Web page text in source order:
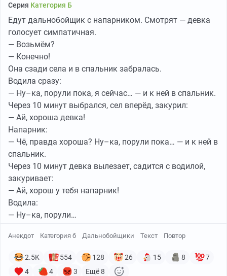
Больше видео
Серия Категория Б
Едут дальнобойщик с напарником. Смотрят — девка
голосует симпатичная.
— Возьмём?
— Конечно!
Она сзади села и в спальник забралась.
Водила сразу:
— Ну–ка, порули пока, я сейчас… — и к ней в спальник.
Через 10 минут выбрался, сел вперёд, закурил:
— Ай, хороша девка!
Напарник:
— Чё, правда хороша? Ну–ка, порули пока… — и к ней в
спальник.
Через 10 минут девка вылезает, садится с водилой,
закуривает:
— Ай, хорош у тебя напарник!
Водила:
— Ну–ка, порули…
Анекдот Категория б Дальнобойщики Текст Повтор
2.5K 554 128 26 15 8
7
4
4 3 Ещё 8